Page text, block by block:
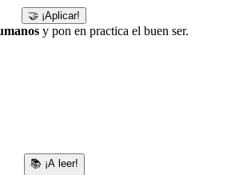
🤝 ¡Aplicar!
y pon en practica el buen ser.
📚 ¡A leer!